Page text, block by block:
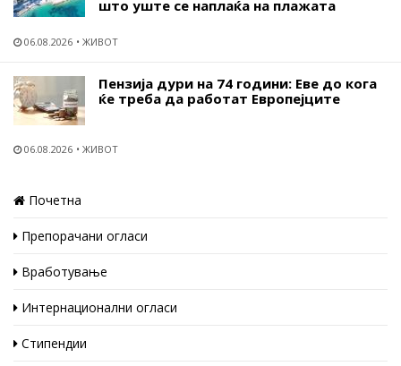
што уште се наплаќа на плажата
06.08.2026 ЖИВОТ
Пензија дури на 74 години: Еве до кога
ќе треба да работат Европејците
06.08.2026 ЖИВОТ
Почетна
Препорачани огласи
Вработување
Интернационални огласи
Стипендии